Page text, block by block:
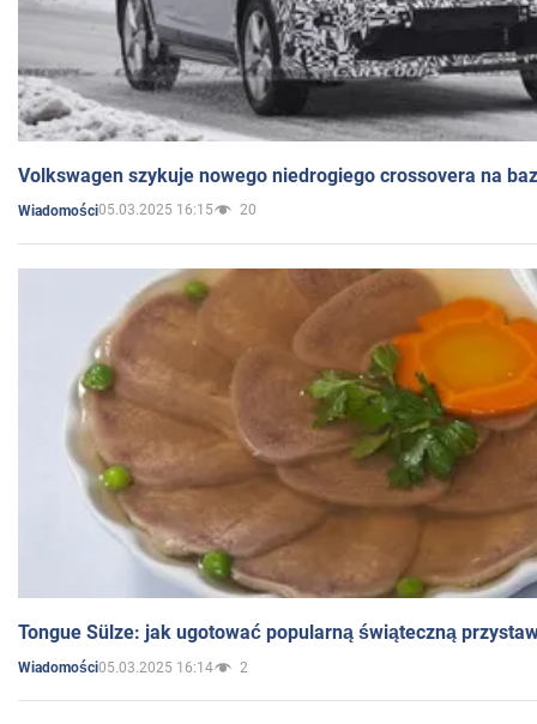
Volkswagen szykuje nowego niedrogiego crossovera na
Wiadomości05.03.2025 16:15 20
Tongue Sülze: jak ugotować popularną świąteczną
Wiadomości05.03.2025 16:14 2